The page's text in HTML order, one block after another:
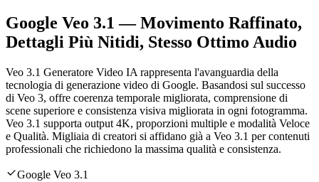
Google Veo 3.1 — Movimento Raffinato,
Dettagli Più Nitidi, Stesso Ottimo Audio
Veo 3.1 Generatore Video IA rappresenta l'avanguardia della
tecnologia di generazione video di Google. Basandosi sul successo
di Veo 3, offre coerenza temporale migliorata, comprensione di
scene superiore e consistenza visiva migliorata in ogni fotogramma.
Veo 3.1 supporta output 4K, proporzioni multiple e modalità Veloce
e Qualità. Migliaia di creatori si affidano già a Veo 3.1 per contenuti
professionali che richiedono la massima qualità e consistenza.
Google Veo 3.1